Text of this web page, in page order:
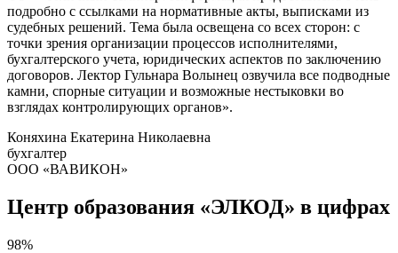
подробно с ссылками на нормативные акты, выписками из
судебных решений. Тема была освещена со всех сторон: с
точки зрения организации процессов исполнителями,
бухгалтерского учета, юридических аспектов по заключению
договоров. Лектор Гульнара Волынец озвучила все подводные
камни, спорные ситуации и возможные нестыковки во
взглядах контролирующих органов».
Коняхина Екатерина Николаевна
бухгалтер
ООО «ВАВИКОН»
Центр образования «ЭЛКОД» в цифрах
98%